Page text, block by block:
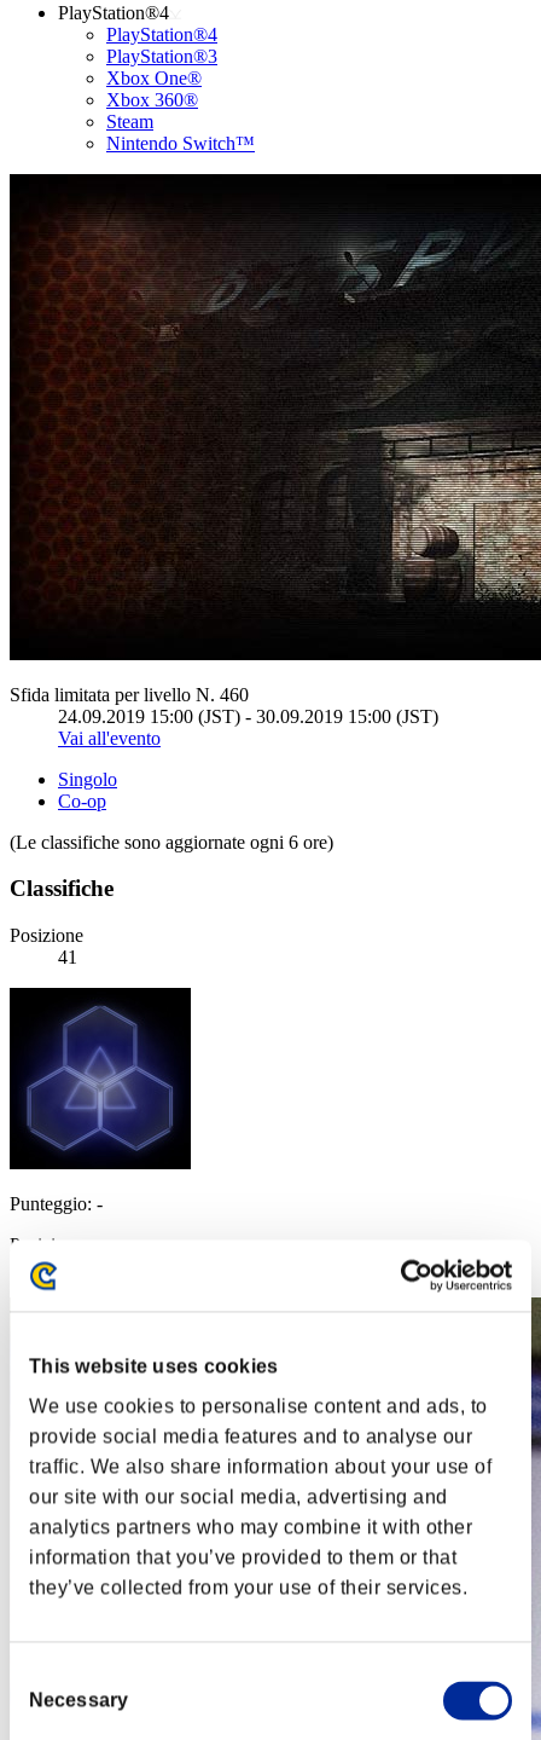
This website uses cookies
We use cookies to personalise content and ads, to
provide social media features and to analyse our
traffic. We also share information about your use of
our site with our social media, advertising and
analytics partners who may combine it with other
information that you’ve provided to them or that
they’ve collected from your use of their services.
Selection
Necessary
PlayStation®4
PlayStation®4
PlayStation®3
Xbox One®
Xbox 360®
Steam
Nintendo Switch™
Sfida limitata per livello N. 460
24.09.2019 15:00 (JST) - 30.09.2019 15:00 (JST)
Vai all'evento
Singolo
Co-op
(Le classifiche sono aggiornate ogni 6 ore)
Classifiche
Posizione
41
Punteggio: -
Posizione